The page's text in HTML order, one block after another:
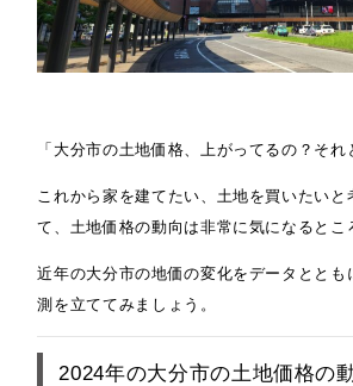
「大分市の土地価格、上がってるの？それ
これから家を建てたい、土地を買いたいと
て、土地価格の動向は非常に気になるとこ
近年の大分市の地価の変化をデータととも
測を立ててみましょう。
2024年の大分市の土地価格の